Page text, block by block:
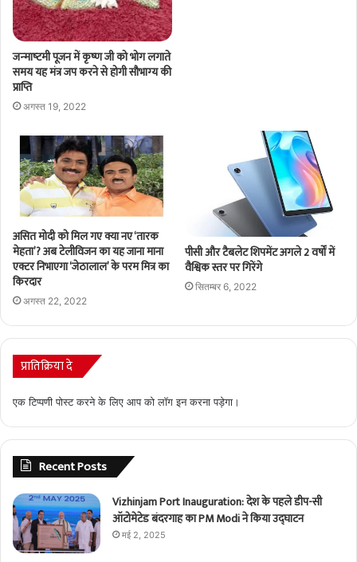
जन्‍माष्‍टमी पूजन में कृष्‍ण जी को भोग लगाते
समय यह मंत्र जप करने से होगी सौभाग्‍य की
प्राप्ति
अगस्त 19, 2022
असित मोदी को मिल गए क्या नए ‘तारक
मेहता’? अब टेलीविजन का यह जाना माना
एक्टर निभाएगा ‘जेठालाल’ के परम मित्र का
किरदार
अगस्त 22, 2022
पीसी और टैबलेट शिपमेंट अगले 2 वर्षों में
वैश्विक स्तर पर गिरेंगे
सितम्बर 6, 2022
प्रातिक्रिया दे
एक टिप्पणी पोस्ट करने के लिए आप कोलॉग इनकरना पड़ेगा।
Recent Posts
Vizhinjam Port Inauguration: देश के पहले डीप-सी
ऑटोमेटेड बंदरगाह का PM Modi ने किया उद्घाटन
मई 2, 2025